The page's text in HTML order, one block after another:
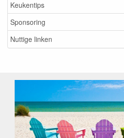
Keukentips
Sponsoring
Nuttige linken